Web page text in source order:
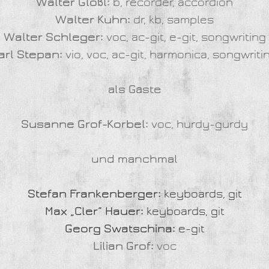
Walter Glößl: b, recorder, accordion
Walter Kuhn:dr, kb, samples
Walter Schleger: voc, ac-git, e-git, songwriting
Stepan: vio, voc, ac-git, harmonica,
als Gäste
Susanne Grof-Korbel: voc, hurdy-gurdy
und manchmal
Stefan Frankenberger:keyboards, git
Max „Cler“ Hauer: keyboards, git
Georg Swatschina: e-git
Lilian Grof:voc